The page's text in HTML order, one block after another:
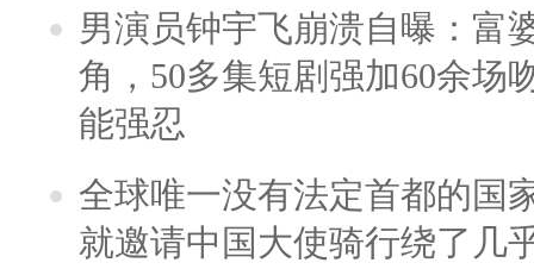
男演员钟宇飞崩溃自曝：富
角，50多集短剧强加60余场
能强忍
全球唯一没有法定首都的国
就邀请中国大使骑行绕了几